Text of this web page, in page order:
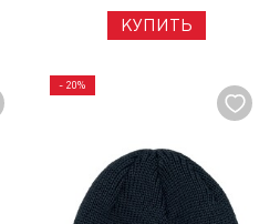
КУПИТЬ
- 20%